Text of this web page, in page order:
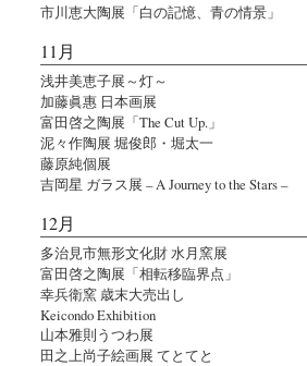
市川恵大陶展「白の記憶、青の情景」
11月
浅井美恵子展～灯～
加藤眞惠 日本画展
富田啓之陶展「The Cut Up.」
泥々作陶展 堀俊郎・堀太一
藤原純個展
吉岡星 ガラス展 – A Journey to the Stars –
12月
多治見市無形文化財 水月窯展
富田啓之陶展「相転移臨界点」
幸兵衛窯 歳末大売出し
Keicondo Exhibition
山本雅則うつわ展
田之上尚子絵画展 てとてと